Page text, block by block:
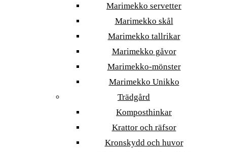
Marimekko servetter
Marimekko skål
Marimekko tallrikar
Marimekko gåvor
Marimekko-mönster
Marimekko Unikko
Trädgård
Komposthinkar
Krattor och räfsor
Kronskydd och huvor